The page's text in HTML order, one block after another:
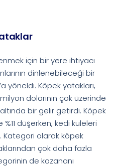
için bir yere ihtiyacı
dinlenebileceği bir
yöneldi. Köpek yatakları,
dolarının çok üzerinde
bir gelir getirdi. Köpek
düşerken, kedi kuleleri
Kategori olarak köpek
çok daha fazla
de kazananı